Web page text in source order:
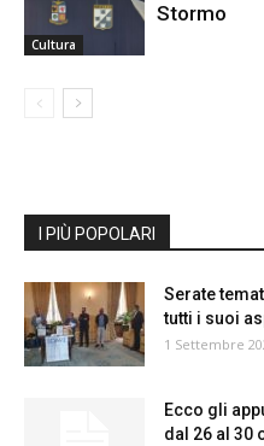
Cultura
Stormo
I PIÙ POPOLARI
Serate
tutti i suoi
1 Settembre
Ecco gli
dal 26 al 30